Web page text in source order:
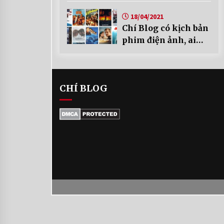
18/04/2021
Chí Blog có kịch bản
phim điện ảnh, ai
CHÍ BLOG